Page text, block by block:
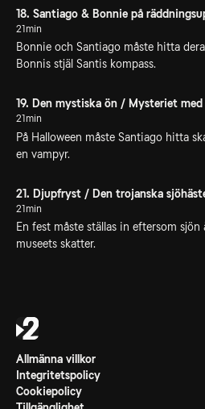
18. Santiago & Bonnie på
21min
Bonnie och Santiago måste hitta
Bonnis stjäl Santis kompass.
19. Den mystiska ön / Mysteriet
21min
På Halloween måste Santiago hitta
en vampyr.
21. Djupfryst / Den trojanska
21min
En fest måste ställas in eftersom
museets skatter.
Allmänna villkor
Integritetspolicy
Cookiepolicy